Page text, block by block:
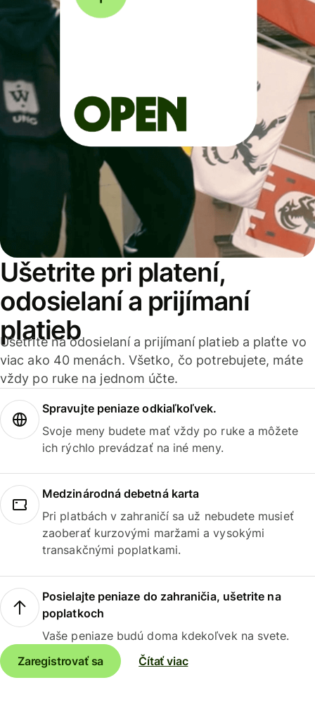
Ušetrite pri platení,
odosielaní a prijímaní
platieb
Ušetrite na odosielaní a prijímaní platieb a plaťte vo
viac ako 40 menách. Všetko, čo potrebujete, máte
vždy po ruke na jednom účte.
Spravujte peniaze odkiaľkoľvek.
Svoje meny budete mať vždy po ruke a môžete
ich rýchlo prevádzať na iné meny.
Medzinárodná debetná karta
Pri platbách v zahraničí sa už nebudete musieť
zaoberať kurzovými maržami a vysokými
transakčnými poplatkami.
Posielajte peniaze do zahraničia, ušetrite na
poplatkoch
Vaše peniaze budú doma kdekoľvek na svete.
Zaregistrovať sa
Čítať viac